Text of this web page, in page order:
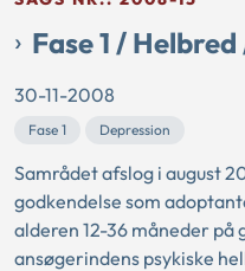
Fase 1 /
30-11-2008
Fase 1 Depression
Samrådet afslog i august
godkendelse som
alderen 12-36 måneder
ansøgerindens psykiske